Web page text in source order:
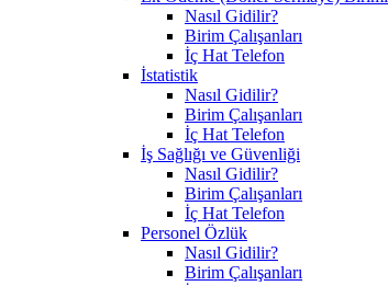
Nasıl Gidilir?
Birim Çalışanları
İç Hat Telefon
İstatistik
Nasıl Gidilir?
Birim Çalışanları
İç Hat Telefon
İş Sağlığı ve Güvenliği
Nasıl Gidilir?
Birim Çalışanları
İç Hat Telefon
Personel Özlük
Nasıl Gidilir?
Birim Çalışanları